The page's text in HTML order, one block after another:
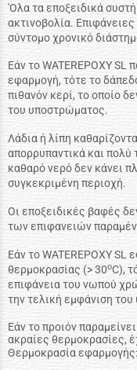
'Ολα τα εποξειδικά
ακτινοβολία.
σύντομο χρονικό
Εάν το WATEREPOXY SL
εφαρμογή, τότε το
πιθανόν κερί, το οποίο
του υποστρώματος.
Λάδια ή λίπη
απορρυπαντικά και πολύ
καθαρό νερό δεν κάνει
συγκεκριμένη περιοχή.
Οι εποξειδικές βαφές
των επιφανειών
Εάν το WATEREPOXY
θερμοκρασίας (> 30oC),
επιφάνεια του νωπού
την τελική εμφάνιση του
Εάν το προιόν
ακραίες θερμοκρασίες,
Θερμοκρασία